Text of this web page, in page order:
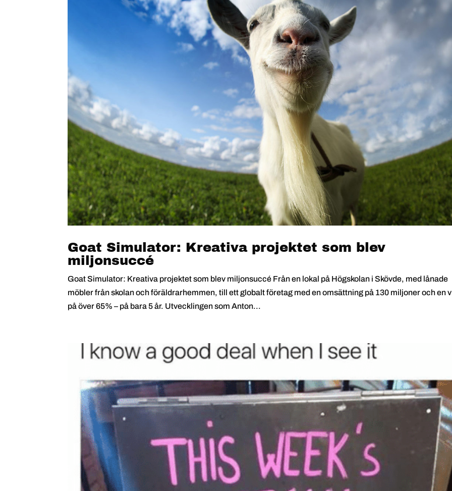
Goat Simulator: Kreativa projektet som blev
miljonsuccé
Goat Simulator: Kreativa projektet som blev miljonsuccé Från en lokal på Högskolan i Skövde, med lånade
möbler från skolan och föräldrarhemmen, till ett globalt företag med en omsättning på 130 miljoner och en
på över 65% – på bara 5 år. Utvecklingen som Anton...